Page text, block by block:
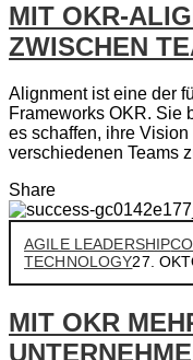
MIT OKR-
ZWISCHEN
Alignment ist eine der
Frameworks OKR. Sie
es schaffen, ihre
verschiedenen Teams
Share
AGILE LEADERSHIP
TECHNOLOGY27.
MIT OKR